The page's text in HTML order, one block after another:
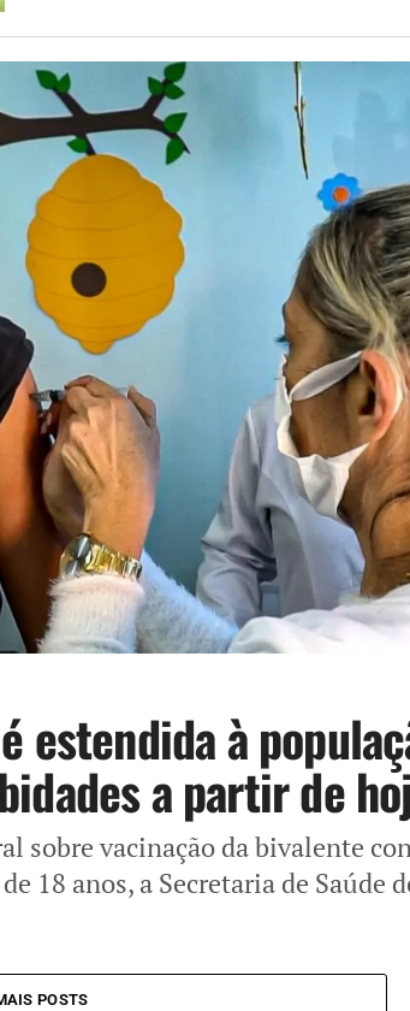
estendida à
a partir de
sobre vacinação da bivalente
18 anos, a Secretaria de Saúde
POSTS